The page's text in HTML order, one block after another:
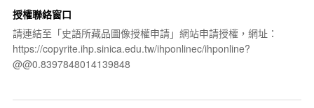
授權聯絡窗口
請連結至「史語所藏品圖像授權申請」網站申請授權，網址：
https://copyrite.ihp.sinica.edu.tw/ihponlinec/ihponline?
@@0.8397848014139848